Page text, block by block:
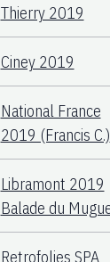
Thierry 2019
Ciney 2019
National France
2019 (Francis C.)
Libramont 2019
Balade du
Retrofolies SPA